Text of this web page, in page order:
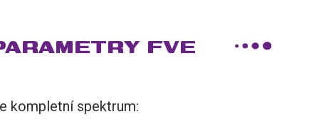
FVE
kompletní spektrum: